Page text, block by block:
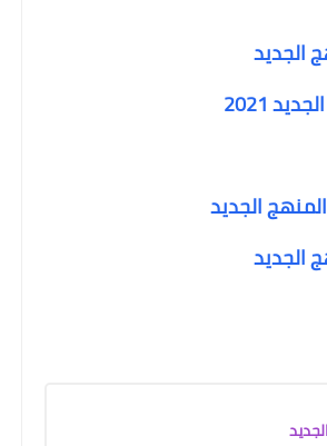
الجديد
2021
الجديد
الجديد